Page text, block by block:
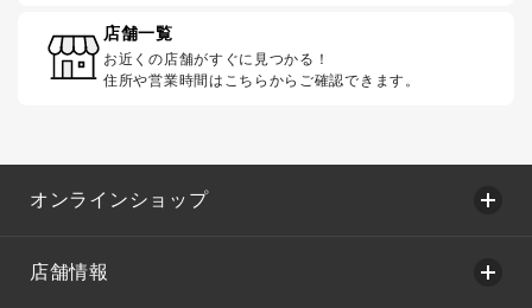
店舗一覧
お近くの店舗がすぐに見つかる！
住所や営業時間はこちらからご確認できます。
オンラインショップ
店舗情報